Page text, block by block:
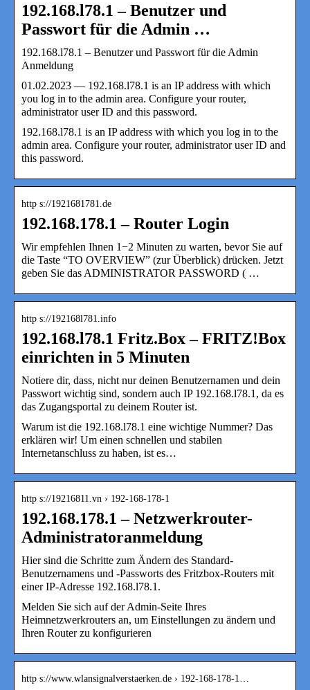
192.168.l78.1 – Benutzer und
Passwort für die Admin …
192.168.l78.1 – Benutzer und Passwort für die Admin
Anmeldung
01.02.2023 — 192.168.l78.1 is an IP address with which
you log in to the admin area. Configure your router,
administrator user ID and this password.
192.168.l78.1 is an IP address with which you log in to the
admin area. Configure your router, administrator user ID and
this password.
http s://1921681781.de
192.168.178.1 – Router Login
Wir empfehlen Ihnen 1−2 Minuten zu warten, bevor Sie auf
die Taste “TO OVERVIEW” (zur Überblick) drücken. Jetzt
geben Sie das ADMINISTRATOR PASSWORD ( …
http s://192168l781.info
192.168.l78.1 Fritz.Box – FRITZ!Box
einrichten in 5 Minuten
Notiere dir, dass, nicht nur deinen Benutzernamen und dein
Passwort wichtig sind, sondern auch IP 192.168.l78.1, da es
das Zugangsportal zu deinem Router ist.
Warum ist die 192.168.l78.1 eine wichtige Nummer? Das
erklären wir! Um einen schnellen und stabilen
Internetanschluss zu haben, ist es…
http s://19216811.vn › 192-168-178-1
192.168.178.1 – Netzwerkrouter-
Administratoranmeldung
Hier sind die Schritte zum Ändern des Standard-
Benutzernamens und -Passworts des Fritzbox-Routers mit
einer IP-Adresse 192.168.l78.1.
Melden Sie sich auf der Admin-Seite Ihres
Heimnetzwerkrouters an, um Einstellungen zu ändern und
Ihren Router zu konfigurieren
http s://www.wlansignalverstaerken.de › 192-168-178-1…